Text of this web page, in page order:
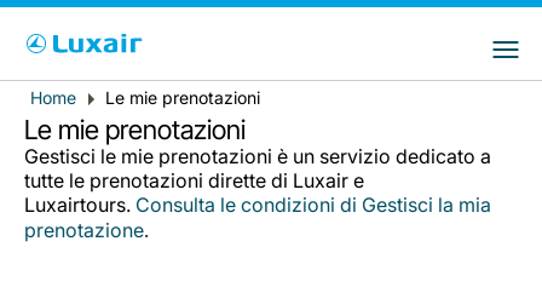
Paese di residenza
Italiano
Breadcrumb
Home Le mie prenotazioni
Le mie prenotazioni
Gestisci le mie prenotazioni è un servizio dedicato a
tutte le prenotazioni dirette di Luxair e
Luxairtours. Consulta le condizioni di Gestisci la mia
prenotazione.